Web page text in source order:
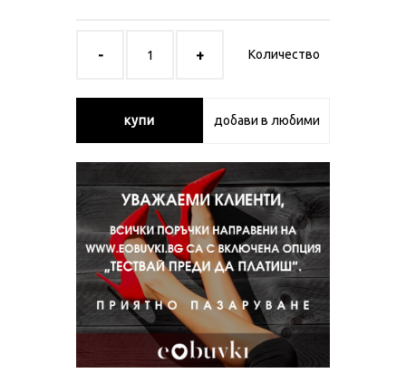
Количество
купи добави в любими